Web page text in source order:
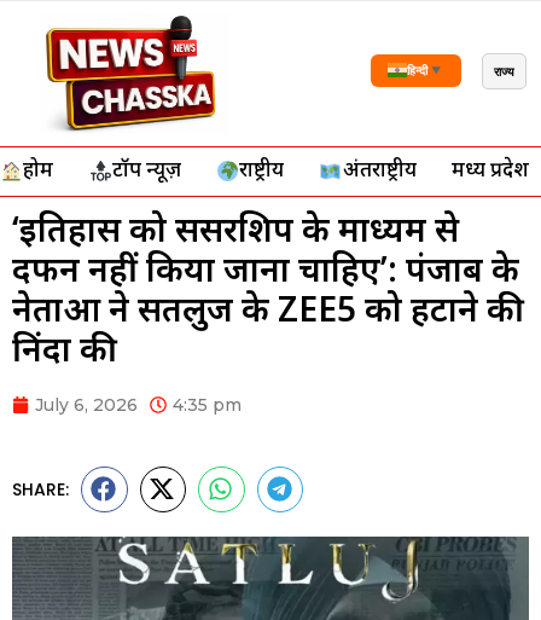
हिन्दी ▼ राज्य
होम टॉप न्यूज़ राष्ट्रीय अंतर्राष्ट्रीय मध्य प्रदेश
‘इतिहास को सेंसरशिप के माध्यम से
दफन नहीं किया जाना चाहिए’: पंजाब के
नेताओं ने सतलुज के ZEE5 को हटाने की
निंदा की
July 6, 2026 4:35 pm
SHARE: